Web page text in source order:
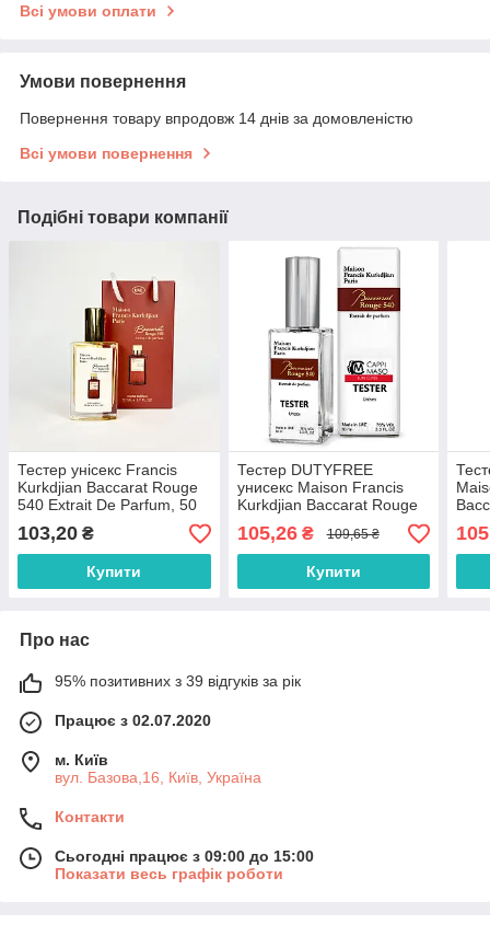
Всі умови оплати
Умови повернення
Повернення товару впродовж 14 днів за домовленістю
Всі умови повернення
Подібні товари компанії
Тестер унісекс Francis
Kurkdjian Baccarat Rouge
540 Extrait De Parfum, 50
мл, сумка New
103,20 ₴
Купити
Тестер DUTYFREE
унисекс Maison Francis
Kurkdjian Baccarat Rouge
540 Extrait de Parfum, 60
мл.
105,26₴ 109,65 ₴
Купити
Про нас
95% позитивних з 39 відгуків за рік
Працює з 02.07.2020
м. Київ
вул. Базова,16, Київ, Україна
Контакти
Сьогодні працює з 09:00 до 15:00
Показати весь графік роботи